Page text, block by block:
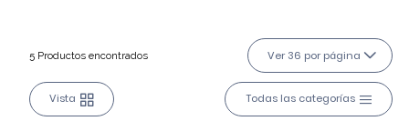
5 Productos encontrados Ver 36 por página
Vista Todas las categorías